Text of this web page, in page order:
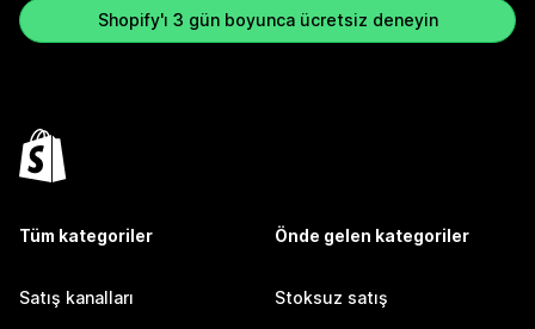
Shopify'ı 3 gün boyunca ücretsiz deneyin
Tüm kategoriler
Satış kanalları
Önde gelen kategoriler
Stoksuz satış